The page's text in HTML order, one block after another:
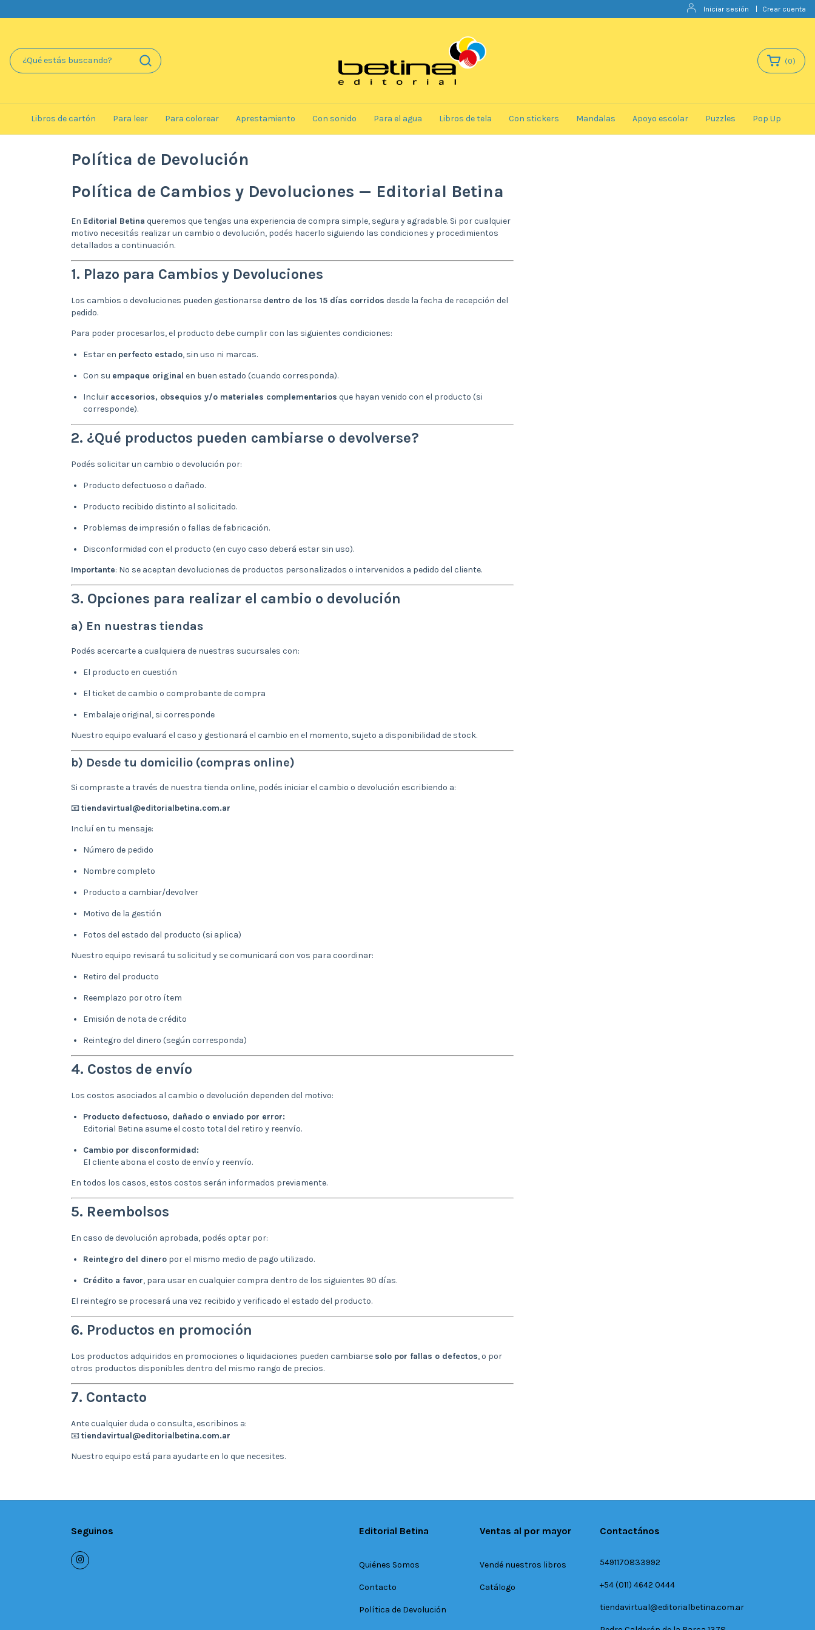
Iniciar sesión Crear cuenta
(0)
Libros de cartón Para leer Para colorear Aprestamiento Con sonido Para el agua Libros de tela Con stickers Mandalas Apoyo escolar Puzzles Pop Up
Política de Devolución
Política de Cambios y Devoluciones — Editorial Betina
En Editorial Betina queremos que tengas una experiencia de compra simple, segura y agradable. Si por cualquier
motivo necesitás realizar un cambio o devolución, podés hacerlo siguiendo las condiciones y procedimientos
detallados a continuación.
1. Plazo para Cambios y Devoluciones
Los cambios o devoluciones pueden gestionarse dentro de los 15 días corridos desde la fecha de recepción del
pedido.
Para poder procesarlos, el producto debe cumplir con las siguientes condiciones:
Estar en perfecto estado, sin uso ni marcas.
Con su empaque original en buen estado (cuando corresponda).
Incluir accesorios, obsequios y/o materiales complementarios que hayan venido con el producto (si
corresponde).
2. ¿Qué productos pueden cambiarse o devolverse?
Podés solicitar un cambio o devolución por:
Producto defectuoso o dañado.
Producto recibido distinto al solicitado.
Problemas de impresión o fallas de fabricación.
Disconformidad con el producto (en cuyo caso deberá estar sin uso).
Importante: No se aceptan devoluciones de productos personalizados o intervenidos a pedido del cliente.
3. Opciones para realizar el cambio o devolución
a) En nuestras tiendas
Podés acercarte a cualquiera de nuestras sucursales con:
El producto en cuestión
El ticket de cambio o comprobante de compra
Embalaje original, si corresponde
Nuestro equipo evaluará el caso y gestionará el cambio en el momento, sujeto a disponibilidad de stock.
b) Desde tu domicilio (compras online)
Si compraste a través de nuestra tienda online, podés iniciar el cambio o devolución escribiendo a:
📧tiendavirtual@editorialbetina.com.ar
Incluí en tu mensaje:
Número de pedido
Nombre completo
Producto a cambiar/devolver
Motivo de la gestión
Fotos del estado del producto (si aplica)
Nuestro equipo revisará tu solicitud y se comunicará con vos para coordinar:
Retiro del producto
Reemplazo por otro ítem
Emisión de nota de crédito
Reintegro del dinero (según corresponda)
4. Costos de envío
Los costos asociados al cambio o devolución dependen del motivo:
Producto defectuoso, dañado o enviado por error:
Editorial Betina asume el costo total del retiro y reenvío.
Cambio por disconformidad:
El cliente abona el costo de envío y reenvío.
En todos los casos, estos costos serán informados previamente.
5. Reembolsos
En caso de devolución aprobada, podés optar por:
Reintegro del dinero por el mismo medio de pago utilizado.
Crédito a favor, para usar en cualquier compra dentro de los siguientes 90 días.
El reintegro se procesará una vez recibido y verificado el estado del producto.
6. Productos en promoción
Los productos adquiridos en promociones o liquidaciones pueden cambiarse solo por fallas o defectos, o por
otros productos disponibles dentro del mismo rango de precios.
7. Contacto
Ante cualquier duda o consulta, escribinos a:
📧tiendavirtual@editorialbetina.com.ar
Nuestro equipo está para ayudarte en lo que necesites.
Seguinos Editorial Betina
Quiénes Somos
Contacto
Política de Devolución
Ventas al por mayor
Vendé nuestros libros
Catálogo
Contactános
5491170833992
+54 (011) 4642 0444
tiendavirtual@editorialbetina.com.ar